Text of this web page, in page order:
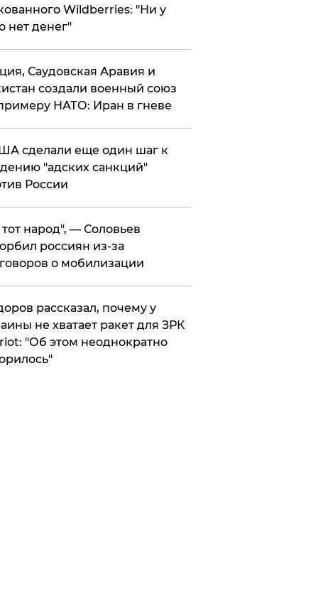
Wildberries: "Ни у
нет денег"
Саудовская Аравия и
создали военный союз
НАТО: Иран в гневе
сделали еще один шаг к
"адских санкций"
России
народ", — Соловьев
россиян из-за
о мобилизации
рассказал, почему у
не хватает ракет для ЗРК
"Об этом неоднократно